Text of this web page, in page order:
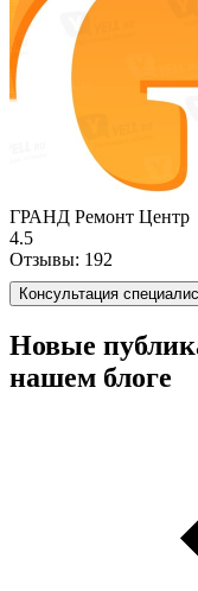
ГРАНД Ремонт Центр
4.5
Отзывы: 192
Консультация
Новые
нашем блоге